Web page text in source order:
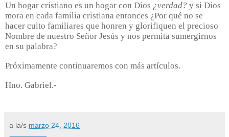
Un hogar cristiano es un hogar con Dios ¿verdad? y si Dios
mora en cada familia cristiana entonces ¿Por qué no se
hacer culto familiares que honren y glorifiquen el precioso
Nombre de nuestro Señor Jesús y nos permita sumergirnos
en su palabra?
Próximamente continuaremos con más artículos.
Hno. Gabriel.-
a la/s marzo 24, 2016